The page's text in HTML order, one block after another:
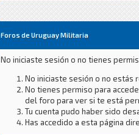
Foros de Uruguay Militaria
No iniciaste sesión o no tienes
No iniciaste sesión o no estás
No tienes permiso para
del foro para ver si te está
Tu cuenta pudo haber sido
Has accedido a esta página